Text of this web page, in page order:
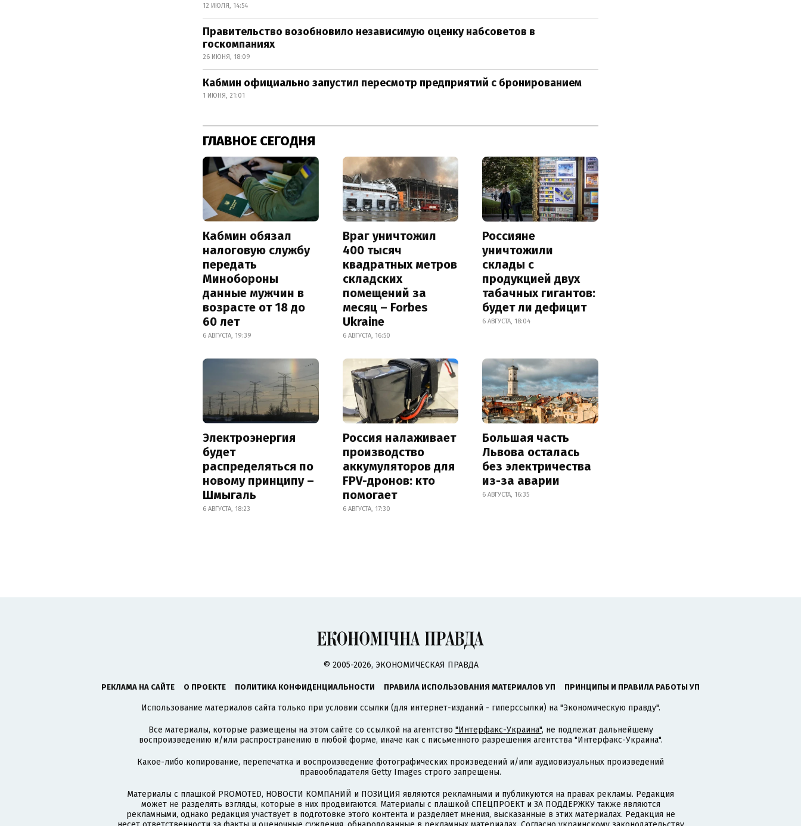
12 ИЮЛЯ, 14:54
Правительство возобновило независимую оценку набсоветов в
госкомпаниях
26 ИЮНЯ, 18:09
Кабмин официально запустил пересмотр предприятий с бронированием
1 ИЮНЯ, 21:01
ГЛАВНОЕ СЕГОДНЯ
Кабмин обязал
налоговую службу
передать
Минобороны
данные мужчин в
возрасте от 18 до
60 лет
6 АВГУСТА, 19:39
Враг уничтожил
400 тысяч
квадратных метров
складских
помещений за
месяц – Forbes
Ukraine
6 АВГУСТА, 16:50
Россияне
уничтожили
склады с
продукцией двух
табачных гигантов:
будет ли дефицит
6 АВГУСТА, 18:04
Электроэнергия
будет
распределяться по
новому принципу –
Шмыгаль
6 АВГУСТА, 18:23
Россия налаживает
производство
аккумуляторов для
FPV-дронов: кто
помогает
6 АВГУСТА, 17:30
Большая часть
Львова осталась
без электричества
из-за аварии
6 АВГУСТА, 16:35
© 2005-2026, ЭКОНОМИЧЕСКАЯ ПРАВДА
РЕКЛАМА НА САЙТЕ О ПРОЕКТЕ ПОЛИТИКА КОНФИДЕНЦИАЛЬНОСТИ ПРАВИЛА ИСПОЛЬЗОВАНИЯ МАТЕРИАЛОВ УП ПРИНЦИПЫ И ПРАВИЛА РАБОТЫ УП
Использование материалов сайта только при условии ссылки (для интернет-изданий - гиперссылки) на "Экономическую правду".
Все материалы, которые размещены на этом сайте со ссылкой на агентство "Интерфакс-Украина", не подлежат дальнейшему
воспроизведению и/или распространению в любой форме, иначе как с письменного разрешения агентства "Интерфакс-Украина".
Какое-либо копирование, перепечатка и воспроизведение фотографических произведений и/или аудиовизуальных произведений
правообладателя Getty Images строго запрещены.
Материалы с плашкой PROMOTED, НОВОСТИ КОМПАНИЙ и ПОЗИЦИЯ являются рекламными и публикуются на правах рекламы. Редакция
может не разделять взгляды, которые в них продвигаются. Материалы с плашкой СПЕЦПРОЕКТ и ЗА ПОДДЕРЖКУ также являются
рекламными, однако редакция участвует в подготовке этого контента и разделяет мнения, высказанные в этих материалах. Редакция не